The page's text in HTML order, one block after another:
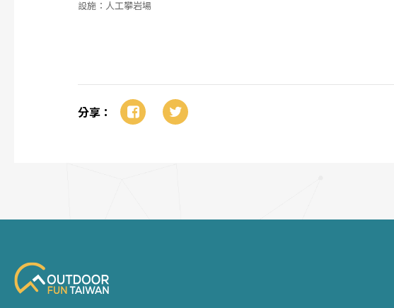
設施：人工攀岩場
分享：